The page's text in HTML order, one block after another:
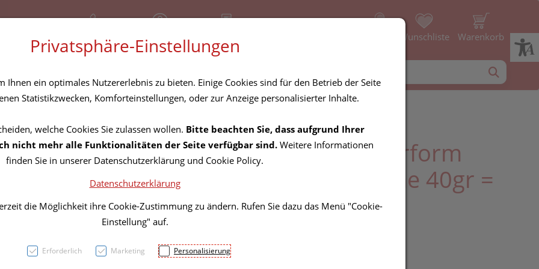
+43 (01) 3683167 Geschlossen Wunschliste Warenkorb
Handseife in Pulverform
Pfingstrose StepOne 40gr =
500ml
PZN: 5838133
Privatsphäre-Einstellungen
Ihnen ein optimales Nutzererlebnis zu bieten. Einige Cookies sind für den Betrieb der Seite
Statistikzwecken, Komforteinstellungen, oder zur Anzeige personalisierter Inhalte.
welche Cookies Sie zulassen wollen. Bitte beachten Sie, dass aufgrund Ihrer
nicht mehr alle Funktionalitäten der Seite verfügbar sind. Weitere Informationen
finden Sie in unserer Datenschutzerklärung und Cookie Policy.
Datenschutzerklärung
die Möglichkeit ihre Cookie-Zustimmung zu ändern. Rufen Sie dazu das Menü "Cookie-
Einstellung" auf.
Erforderlich Marketing Personalisierung